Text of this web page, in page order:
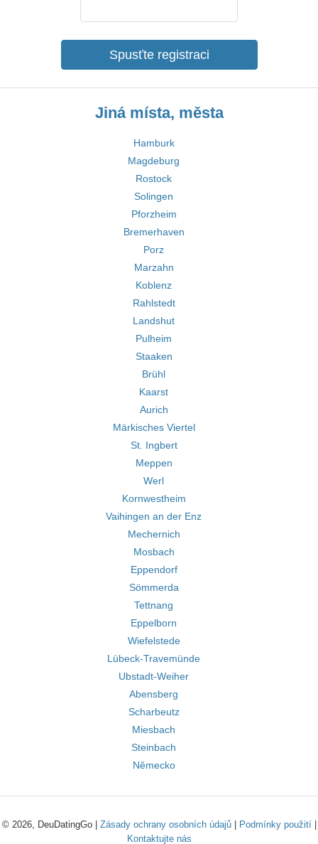
Spusťte registraci
Jiná místa, města
Hamburk
Magdeburg
Rostock
Solingen
Pforzheim
Bremerhaven
Porz
Marzahn
Koblenz
Rahlstedt
Landshut
Pulheim
Staaken
Brühl
Kaarst
Aurich
Märkisches Viertel
St. Ingbert
Meppen
Werl
Kornwestheim
Vaihingen an der Enz
Mechernich
Mosbach
Eppendorf
Sömmerda
Tettnang
Eppelborn
Wiefelstede
Lübeck-Travemünde
Ubstadt-Weiher
Abensberg
Scharbeutz
Miesbach
Steinbach
Německo
© 2026, DeuDatingGo | Zásady ochrany osobních údajů| Podmínky použití|
Kontaktujte nás